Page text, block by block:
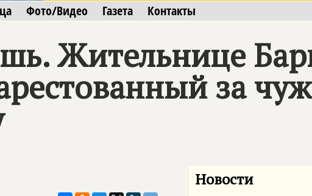
Фото/Видео Газета Контакты
Жительнице
за
Новости